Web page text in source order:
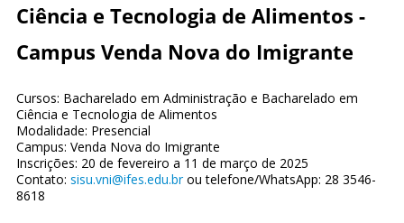
Ciência e Tecnologia de Alimentos -
Campus Venda Nova do Imigrante
Cursos: Bacharelado em Administração e Bacharelado em
Ciência e Tecnologia de Alimentos
Modalidade: Presencial
Campus: Venda Nova do Imigrante
Inscrições: 20 de fevereiro a 11 de março de 2025
Contato: sisu.vni@ifes.edu.brou telefone/WhatsApp: 28 3546-
8618